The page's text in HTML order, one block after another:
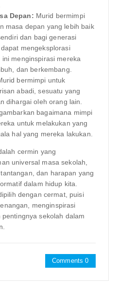
Depan: Murid bermimpi
masa depan yang lebih baik
dan bagi generasi
mengeksplorasi
menginspirasi mereka
dan berkembang.
bermimpi untuk
abadi, sesuatu yang
dihargai oleh orang lain.
bagaimana mimpi
untuk melakukan yang
hal yang mereka lakukan.
cermin yang
universal masa sekolah,
dan harapan yang
dalam hidup kita.
dengan cermat, puisi
menginspirasi
sekolah dalam
Comments 0